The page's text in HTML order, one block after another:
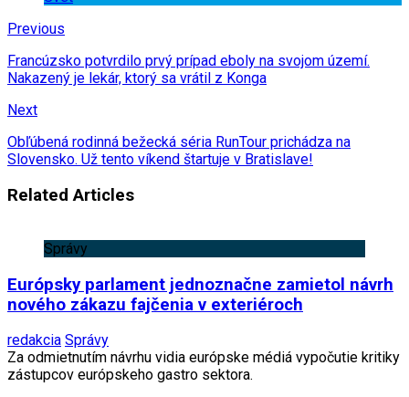
Previous
Francúzsko potvrdilo prvý prípad eboly na svojom území.
Nakazený je lekár, ktorý sa vrátil z Konga
Next
Obľúbená rodinná bežecká séria RunTour prichádza na
Slovensko. Už tento víkend štartuje v Bratislave!
Related Articles
Správy
Európsky parlament jednoznačne zamietol návrh
nového zákazu fajčenia v exteriéroch
redakcia Správy
Za odmietnutím návrhu vidia európske médiá vypočutie kritiky
zástupcov európskeho gastro sektora.